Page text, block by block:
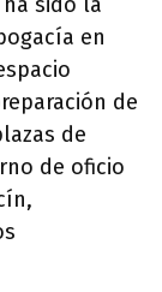
en
de
de
de oficio